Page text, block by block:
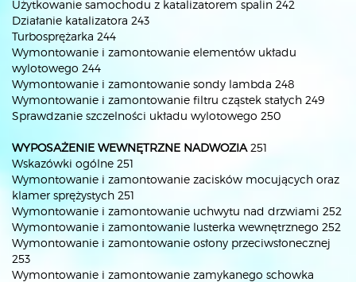
Użytkowanie samochodu z katalizatorem spalin 242
Działanie katalizatora 243
Turbosprężarka 244
Wymontowanie i zamontowanie elementów układu
wylotowego 244
Wymontowanie i zamontowanie sondy lambda 248
Wymontowanie i zamontowanie filtru cząstek stałych 249
Sprawdzanie szczelności układu wylotowego 250
WYPOSAŻENIE WEWNĘTRZNE NADWOZIA 251
Wskazówki ogólne 251
Wymontowanie i zamontowanie zacisków mocujących oraz
klamer sprężystych 251
Wymontowanie i zamontowanie uchwytu nad drzwiami 252
Wymontowanie i zamontowanie lusterka wewnętrznego 252
Wymontowanie i zamontowanie osłony przeciwsłonecznej
253
Wymontowanie i zamontowanie zamykanego schowka